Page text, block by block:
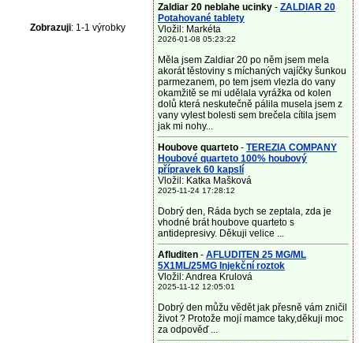
Zobrazuji: 1-1 výrobky
Zaldiar 20 neblahe ucinky - ZALDIAR 20
Potahované tablety
Vložil: Markéta
2026-01-08 05:23:22
Měla jsem Zaldiar 20 po něm jsem mela
akorát těstoviny s míchaných vajíčky šunkou
parmezanem, po tem jsem vlezla do vany
okamžitě se mi udělala vyrážka od kolen
dolů která neskutečně pálila musela jsem z
vany vylest bolesti sem brečela cítila jsem
jak mi nohy...
Houbove quarteto - TEREZIA COMPANY
Houbové quarteto 100% houbový
přípravek 60 kapslí
Vložil: Katka Mašková
2025-11-24 17:28:12
Dobrý den, Ráda bych se zeptala, zda je
vhodné brát houbove quarteto s
antidepresivy. Děkuji velice ...
Afluditen - AFLUDITEN 25 MG/ML
5X1ML/25MG Injekční roztok
Vložil: Andrea Krulová
2025-11-12 12:05:01
Dobrý den můžu vědět jak přesně vám zničil
život ? Protože mojí mamce taky,děkuji moc
za odpověď ...